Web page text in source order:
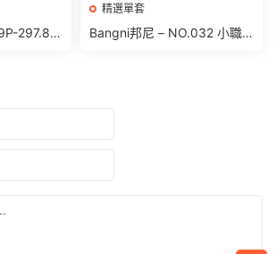
297.8
精選單套
Bangni邦尼 – NO.032 小職